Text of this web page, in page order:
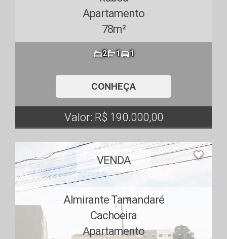
Apartamento
78m²
2 1 1
CONHEÇA
Valor: R$ 190.000,00
VENDA
Almirante Tamandaré
Cachoeira
Apartamento